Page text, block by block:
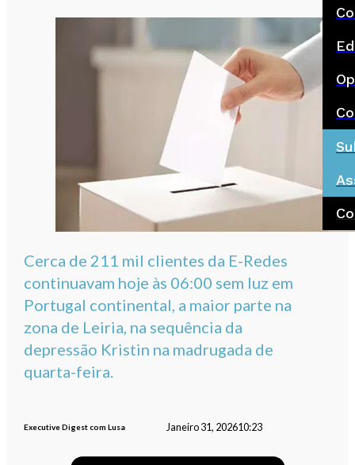
Cerca de 211 mil clientes da E-Redes
continuavam hoje às 06:00 sem luz em
Portugal continental, a maior parte na
zona de Leiria, na sequência da
depressão Kristin na madrugada de
quarta-feira.
Executive Digest com Lusa Janeiro 31, 202610:23